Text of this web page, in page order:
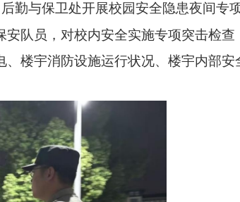
后勤与保卫处开展校园安全隐患夜间专
队员，对校内安全实施专项突击检查
楼宇消防设施运行状况、楼宇内部安